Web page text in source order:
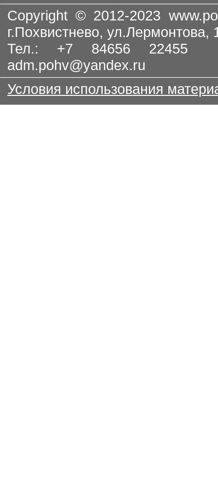
Copyright © 2012-2023
г.Похвистнево, ул.Лермонтова,
Тел.: +7 84656
adm.pohv@yandex.ru
Условия использования